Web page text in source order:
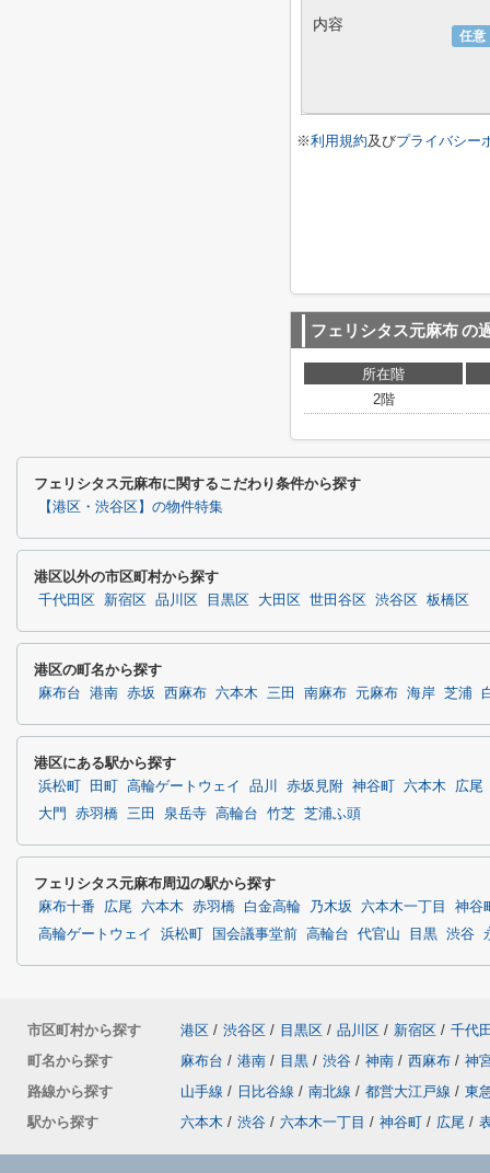
任意
内容
※利用規約及びプライバシー
フェリシタス元麻布の
所在階
2階
フェリシタス元麻布に関するこだわり条件から探す
【港区・渋谷区】の物件特集
港区以外の市区町村から探す
千代田区 新宿区 品川区 目黒区 大田区 世田谷区 渋谷区 板橋区
港区の町名から探す
麻布台 港南 赤坂 西麻布 六本木 三田 南麻布 元麻布 海岸 芝浦
港区にある駅から探す
浜松町 田町 高輪ゲートウェイ 品川 赤坂見附 神谷町 六本木
広尾
大門
赤羽橋 三田 泉岳寺 高輪台 竹芝 芝浦ふ頭
フェリシタス元麻布周辺の駅から探す
麻布十番 広尾 六本木 赤羽橋 白金高輪 乃木坂 六本木一丁目
神谷
高輪ゲートウェイ
浜松町 国会議事堂前 高輪台 代官山 目黒 渋谷
市区町村から探す 港区 / 渋谷区 / 目黒区 / 品川区 / 新宿区 / 千代
町名から探す
麻布台 / 港南 / 目黒 / 渋谷 / 神南 / 西麻布 / 神
路線から探す
山手線 / 日比谷線 / 南北線 / 都営大江戸線 / 東
駅から探す
六本木 / 渋谷 / 六本木一丁目 / 神谷町 / 広尾 /